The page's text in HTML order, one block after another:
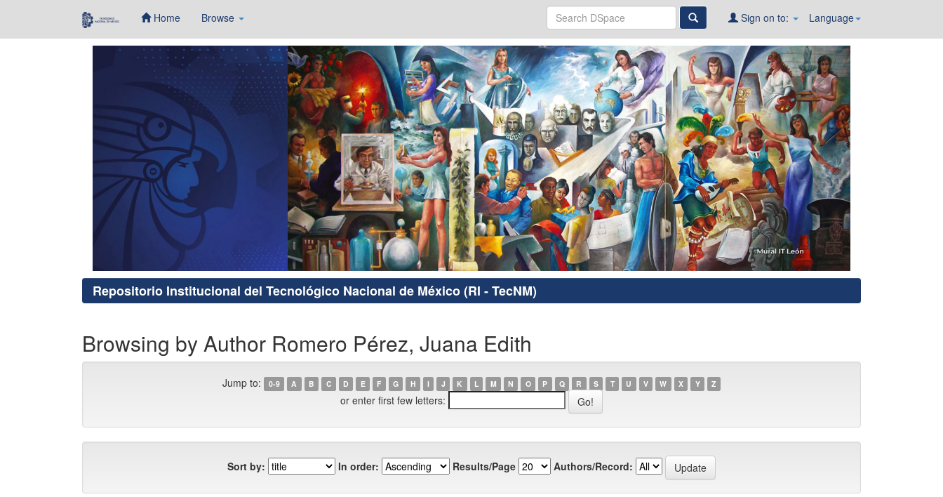
Home Browse Language
Sign on to:
Repositorio Institucional del Tecnológico Nacional de México (RI - TecNM)
Browsing by Author Romero Pérez, Juana Edith
Jump to: 0-9 A B C D E F G H I J K L M N O P Q R S T U V W X Y Z
or enter first few letters:
Sort by: In order: Results/Page Authors/Record: